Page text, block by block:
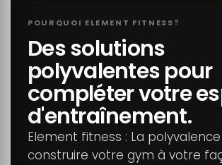
POURQUOI ELEMENT FITNESS?
Des solutions
polyvalentes pour
compléter votre
d'entraînement.
Element fitness : La
construire votre gym à votre